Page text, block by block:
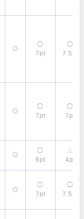
◎
◯
7pt
◯
7.5pt
◎
◯
7pt
◯
7pt
◎
◯
6pt
△
4pt
◎
◯
7pt
◯
7.5pt